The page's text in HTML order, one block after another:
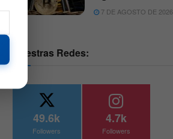
7 DE AGOSTO DE 2026
Nuestras Redes:
49.6k
Followers
4.7k
Followers